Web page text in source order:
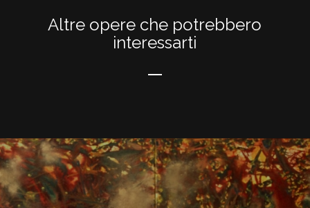
Altre opere che potrebbero
interessarti